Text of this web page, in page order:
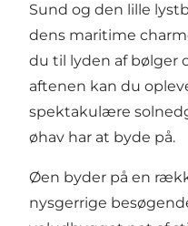
Sund og den lille
dens maritime
du til lyden af bølger
aftenen kan du
spektakulære
øhav har at byde på.
Øen byder på en
nysgerrige